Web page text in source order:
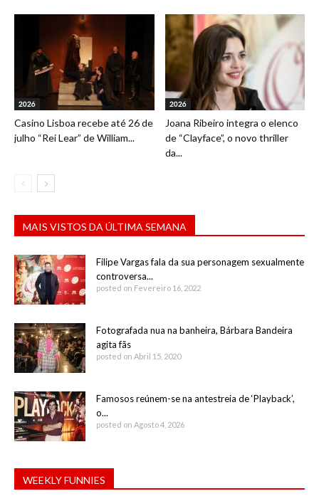
2026
Casino Lisboa recebe até 26 de
julho “Rei Lear” de William...
2026
Joana Ribeiro integra o elenco
de “Clayface”, o novo thriller
da...
MAIS VISTOS DA ÚLTIMA SEMANA
Filipe Vargas fala da sua personagem sexualmente
controversa...
posted on Fevereiro 16, 2022
Fotografada nua na banheira, Bárbara Bandeira
agita fãs
posted on Abril 15, 2020
Famosos reúnem-se na antestreia de ‘Playback’,
o...
posted on Agosto 4, 2026
WEEKLY FUNNIES